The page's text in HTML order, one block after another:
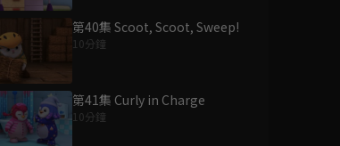
第40集 Scoot, Scoot, Sweep!
10分鐘
第41集 Curly in Charge
10分鐘